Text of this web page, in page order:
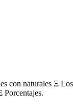
naturales Ξ
Porcentajes.